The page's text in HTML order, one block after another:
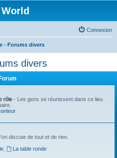
World
Connexion
- Forums divers
divers
Forum
rôle - Les gens se réunissent dans ce lieu
discute de tout et de rien.
,
La table ronde